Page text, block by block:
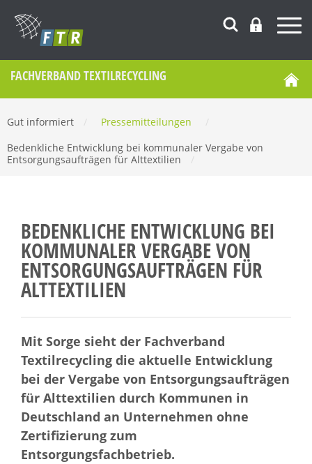
FACHVERBAND TEXTILRECYCLING
Gut informiert Pressemitteilungen
Bedenkliche Entwicklung bei kommunaler Vergabe von
Entsorgungsaufträgen für Alttextilien
BEDENKLICHE ENTWICKLUNG BEI
KOMMUNALER VERGABE VON
ENTSORGUNGSAUFTRÄGEN FÜR
ALTTEXTILIEN
Mit Sorge sieht der Fachverband
Textilrecycling die aktuelle Entwicklung
bei der Vergabe von Entsorgungsaufträgen
für Alttextilien durch Kommunen in
Deutschland an Unternehmen ohne
Zertifizierung zum
Entsorgungsfachbetrieb.